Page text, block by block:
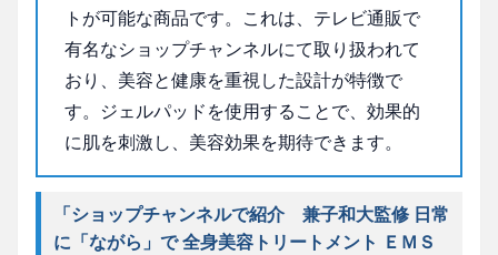
トが可能な商品です。これは、テレビ通販で
有名なショップチャンネルにて取り扱われて
おり、美容と健康を重視した設計が特徴で
す。ジェルパッドを使用することで、効果的
に肌を刺激し、美容効果を期待できます。
「ショップチャンネルで紹介 兼子和大監修 日常
に「ながら」で 全身美容トリートメント ＥＭＳ